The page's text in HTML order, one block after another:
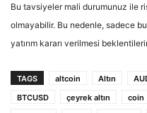
Bu tavsiyeler mali durumunuz ile
olmayabilir. Bu nedenle, sadece
yatırım kararı verilmesi
TAGS altcoin Altın
BTCUSD
çeyrek altın coin